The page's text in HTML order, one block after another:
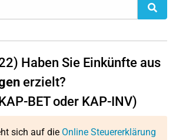
Haben Sie Einkünfte aus
erzielt?
BET oder KAP-INV)
sich auf die Online Steuererklärung